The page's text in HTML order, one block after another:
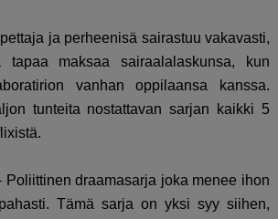
ja perheenisä sairastuu vakavasti,
maksaa sairaalalaskunsa, kun
vanhan oppilaansa kanssa.
tunteita nostattavan sarjan kaikki 5
Poliittinen draamasarja joka menee ihon
Tämä sarja on yksi syy siihen,